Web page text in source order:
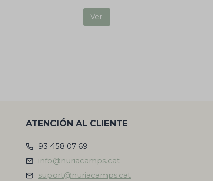
Ver
ATENCIÓN AL CLIENTE
93 458 07 69
info@nuriacamps.cat
suport@nuriacamps.cat